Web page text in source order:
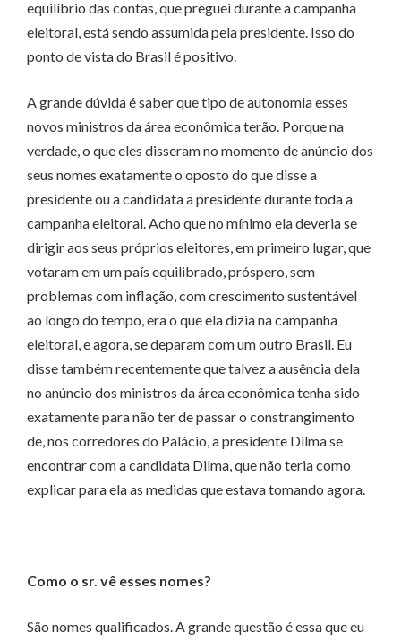
equilíbrio das contas, que preguei durante a campanha
eleitoral, está sendo assumida pela presidente. Isso do
ponto de vista do Brasil é positivo.
A grande dúvida é saber que tipo de autonomia esses
novos ministros da área econômica terão. Porque na
verdade, o que eles disseram no momento de anúncio dos
seus nomes exatamente o oposto do que disse a
presidente ou a candidata a presidente durante toda a
campanha eleitoral. Acho que no mínimo ela deveria se
dirigir aos seus próprios eleitores, em primeiro lugar, que
votaram em um país equilibrado, próspero, sem
problemas com inflação, com crescimento sustentável
ao longo do tempo, era o que ela dizia na campanha
eleitoral, e agora, se deparam com um outro Brasil. Eu
disse também recentemente que talvez a ausência dela
no anúncio dos ministros da área econômica tenha sido
exatamente para não ter de passar o constrangimento
de, nos corredores do Palácio, a presidente Dilma se
encontrar com a candidata Dilma, que não teria como
explicar para ela as medidas que estava tomando agora.
Como o sr. vê esses nomes?
São nomes qualificados. A grande questão é essa que eu